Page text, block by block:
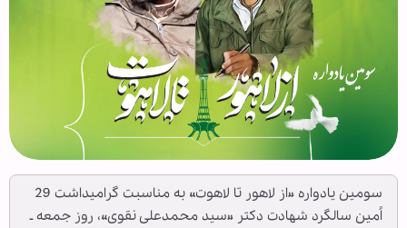
سومین یادواره «از لاهور تا لاهوت» به مناسبت گرامیداشت 29
اُمین سالگرد شهادت دکتر «سید محمدعلی نقوی»، روز جمعه ـ